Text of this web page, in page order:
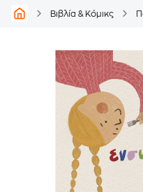
Βιβλία & Κόμικς